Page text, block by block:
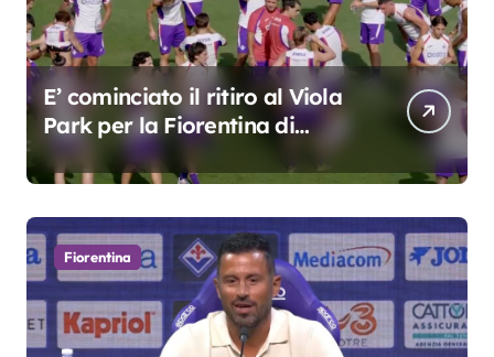
E’ cominciato il ritiro al Viola
Park per la Fiorentina di
Grosso
Fiorentina